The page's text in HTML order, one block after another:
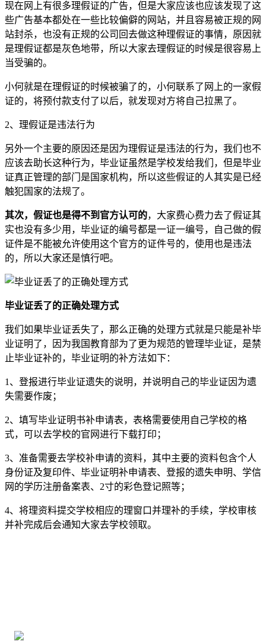
现在网上有很多理假证的广告，但是大家应该也应该发现了这
些广告基本都处在一些比较偏僻的网站，并且容易被正规的网
站封杀，也没有正规的公司回去做这种理假证的事情，原因就
是理假证都是灰色地带，所以大家去理假证的时候是很容易上
当受骗的。
小何就是在理假证的时候被骗了的，小何联系了网上的一家假
证的，将预付款支付了以后，就发现对方将自己拉黑了。
2、理假证是违法行为
另外一个主要的原因还是因为理假证是违法的行为，我们也不
应该去助长这种行为，毕业证虽然是学校发给我们，但是毕业
证真正管理的部门是国家机构，所以这些假证的人其实是已经
触犯国家的法规了。
其次，假证也是得不到官方认可的，大家费心费力去了假证其
实也没有多少用，毕业证的编号都是一证一编号，自己做的假
证件是不能被允许使用这个官方的证件号的，使用也是违法
的，所以大家还是慎行吧。
毕业证丢了的正确处理方式
我们如果毕业证丢失了，那么正确的处理方式就是只能是补毕
业证明了，因为我国教育部为了更为规范的管理毕业证，是禁
止毕业证补的，毕业证明的补方法如下：
1、登报进行毕业证遗失的说明，并说明自己的毕业证因为遗
失需要作废；
2、填写毕业证明书补申请表，表格需要使用自己学校的格
式，可以去学校的官网进行下载打印；
3、准备需要去学校补申请的资料，其中主要的资料包含个人
身份证及复印件、毕业证明补申请表、登报的遗失申明、学信
网的学历注册备案表、2寸的彩色登记照等；
4、将理资料提交学校相应的理窗口并理补的手续，学校审核
并补完成后会通知大家去学校领取。